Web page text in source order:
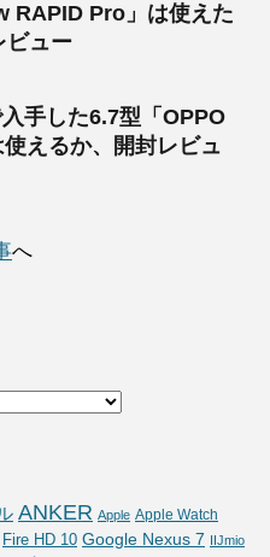
RAPID Pro」は使えた
ビュー
手した6.7型「OPPO
えるか、開封レビュ
へ
ANKER Apple Apple Watch
Fire HD 10 Google Nexus 7 IIJmio